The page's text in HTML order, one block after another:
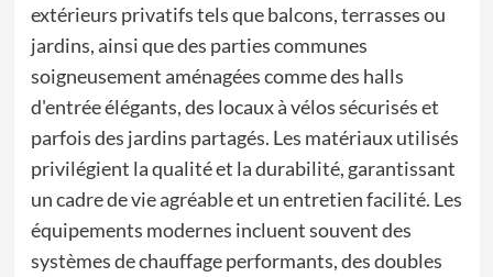
extérieurs privatifs tels que balcons, terrasses ou
jardins, ainsi que des parties communes
soigneusement aménagées comme des halls
d'entrée élégants, des locaux à vélos sécurisés et
parfois des jardins partagés. Les matériaux utilisés
privilégient la qualité et la durabilité, garantissant
un cadre de vie agréable et un entretien facilité. Les
équipements modernes incluent souvent des
systèmes de chauffage performants, des doubles